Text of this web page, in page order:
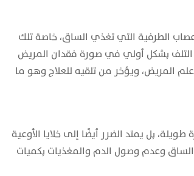
الطرفية التي تغذي الساق، خاصة تلك
التلف بشكل أولي في صورة فقدان المريض
المريض، ويؤخر من تلقيه للعلاج وهو ما
بل يمتد الضرر أيضًا إلى خلايا الأوعية
الساق وعدم وصول الدم والمغذيات بكميات